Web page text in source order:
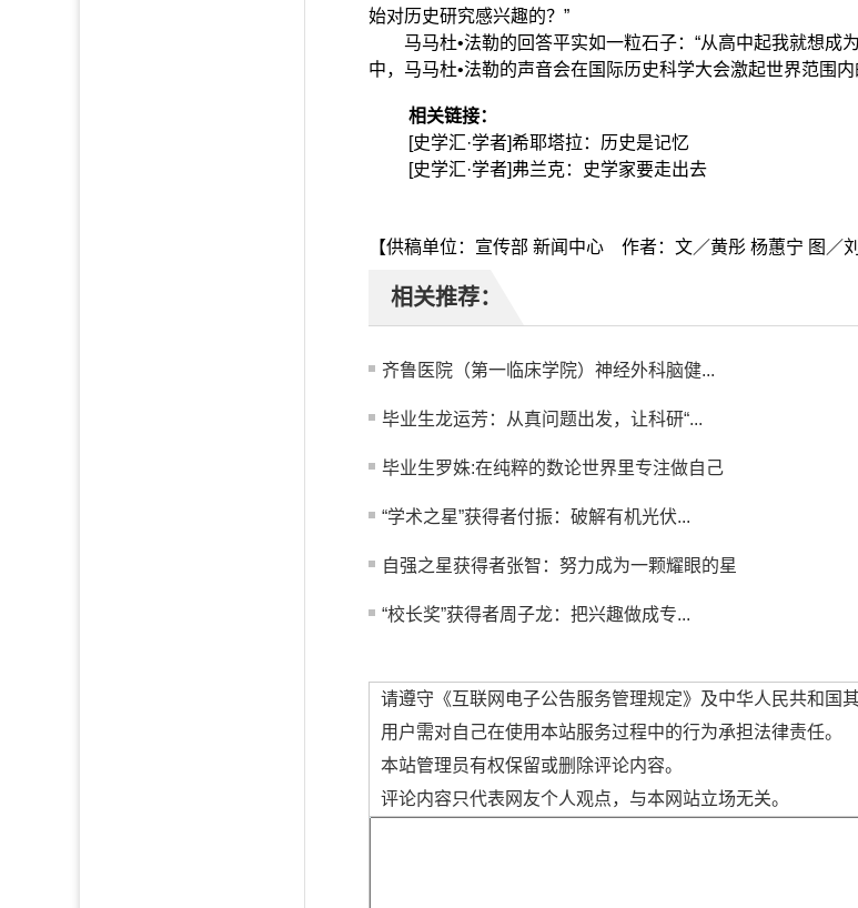
始对历史研究感兴趣的？”
马马杜•法勒的回答平实如一粒石子：“从高中起我就想成
中，马马杜•法勒的声音会在国际历史科学大会激起世界范围内
相关链接：
[史学汇·学者]希耶塔拉：历史是记忆
[史学汇·学者]弗兰克：史学家要走出去
【供稿单位：宣传部 新闻中心 作者：文／黄彤 杨蕙宁 图
相关推荐：
齐鲁医院（第一临床学院）神经外科脑健...
毕业生龙运芳：从真问题出发，让科研“...
毕业生罗姝:在纯粹的数论世界里专注做自己
“学术之星”获得者付振：破解有机光伏...
自强之星获得者张智：努力成为一颗耀眼的星
“校长奖”获得者周子龙：把兴趣做成专...
请遵守《互联网电子公告服务管理规定》及中华人民共和国
用户需对自己在使用本站服务过程中的行为承担法律责任。
本站管理员有权保留或删除评论内容。
评论内容只代表网友个人观点，与本网站立场无关。